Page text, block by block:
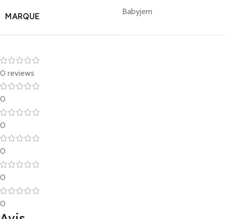
MARQUE Babyjem
0 reviews
0
0
0
0
0